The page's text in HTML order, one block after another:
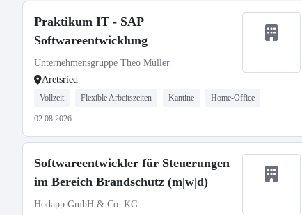
Praktikum IT - SAP
Softwareentwicklung
Unternehmensgruppe Theo Müller
Aretsried
Vollzeit Flexible Arbeitszeiten Kantine Home-Office
02.08.2026
Softwareentwickler für Steuerungen
im Bereich Brandschutz (m|w|d)
Hodapp GmbH & Co. KG